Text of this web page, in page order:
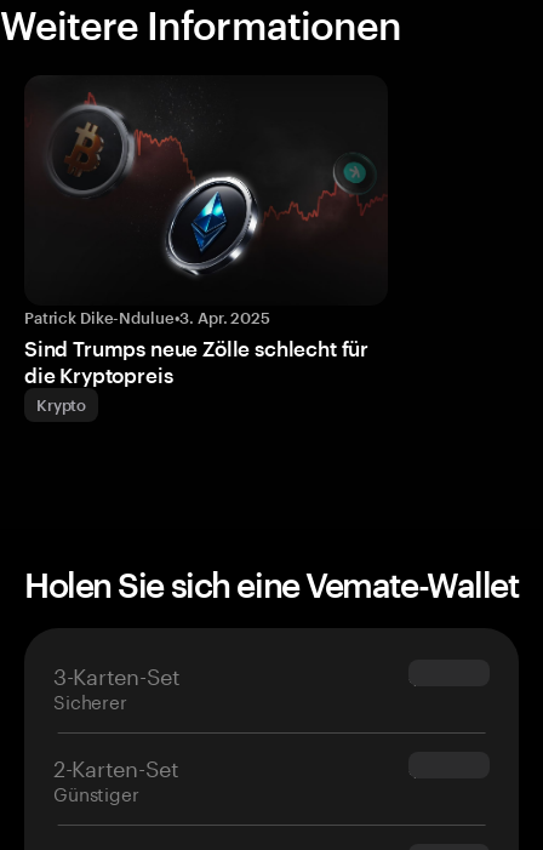
Weitere Informationen
Patrick Dike-Ndulue•3. Apr. 2025
Sind Trumps neue Zölle schlecht für
die Kryptopreis
Krypto
Holen Sie sich eine Vemate-Wallet
3-Karten-Set
Sicherer
$69.90
2-Karten-Set
Günstiger
$54.90